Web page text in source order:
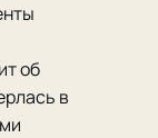
об
в